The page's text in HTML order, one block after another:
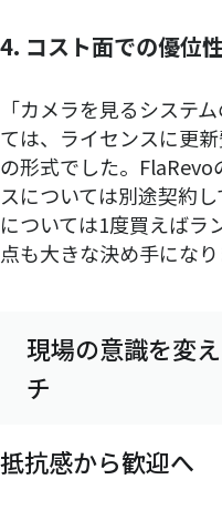
4. コスト面での優位性
「カメラを見るシステ
ては、ライセンスに更
の形式でした。
スについては別途契約
については1度買えばラ
点も大きな決め手になり
現場の意識を変
チ
抵抗感から歓迎へ